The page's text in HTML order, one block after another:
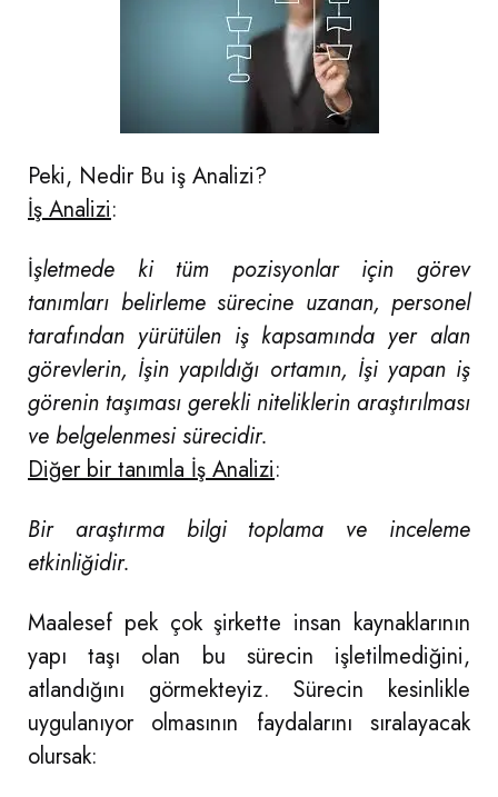
Peki, Nedir Bu iş Analizi?
İş Analizi:
İşletmede ki tüm pozisyonlar için görev
tanımları belirleme sürecine uzanan, personel
tarafından yürütülen iş kapsamında yer alan
görevlerin, İşin yapıldığı ortamın, İşi yapan iş
görenin taşıması gerekli niteliklerin araştırılması
ve belgelenmesi sürecidir.
Diğer bir tanımla İş Analizi:
Bir araştırma bilgi toplama ve inceleme
etkinliğidir.
Maalesef pek çok şirkette insan kaynaklarının
yapı taşı olan bu sürecin işletilmediğini,
atlandığını görmekteyiz. Sürecin kesinlikle
uygulanıyor olmasının faydalarını sıralayacak
olursak: